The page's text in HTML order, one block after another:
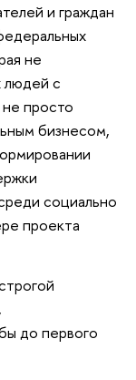
и граждан
не
людей с
просто
бизнесом,
социально
проекта
до первого